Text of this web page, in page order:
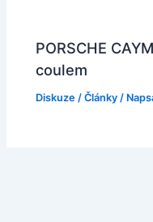
PORSCHE
coulem
Diskuze /Články /